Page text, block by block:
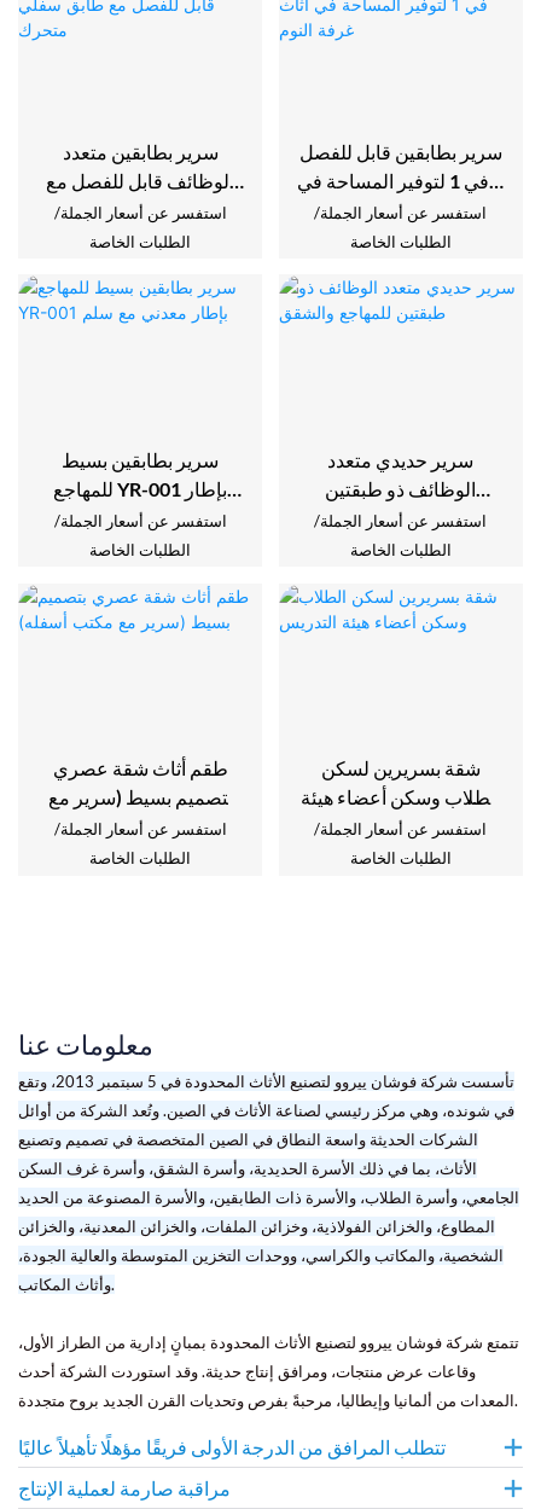
سرير بطابقين متعدد
الوظائف قابل للفصل مع
طابق سفلي متحرك
استفسر عن أسعار الجملة/
الطلبات الخاصة
سرير بطابقين قابل للفصل
2 في 1 لتوفير المساحة في
أثاث غرفة النوم
استفسر عن أسعار الجملة/
الطلبات الخاصة
سرير بطابقين بسيط
للمهاجع YR-001 بإطار
معدني مع سلم
استفسر عن أسعار الجملة/
الطلبات الخاصة
سرير حديدي متعدد
الوظائف ذو طبقتين
للمهاجع والشقق
استفسر عن أسعار الجملة/
الطلبات الخاصة
طقم أثاث شقة عصري
بتصميم بسيط (سرير مع
مكتب أسفله)
استفسر عن أسعار الجملة/
الطلبات الخاصة
شقة بسريرين لسكن
الطلاب وسكن أعضاء هيئة
التدريس
استفسر عن أسعار الجملة/
الطلبات الخاصة
معلومات عنا
تأسست شركة فوشان ييروو لتصنيع الأثاث المحدودة في 5 سبتمبر 2013، وتقع
في شونده، وهي مركز رئيسي لصناعة الأثاث في الصين. وتُعد الشركة من أوائل
الشركات الحديثة واسعة النطاق في الصين المتخصصة في تصميم وتصنيع
الأثاث، بما في ذلك الأسرة الحديدية، وأسرة الشقق، وأسرة غرف السكن
الجامعي، وأسرة الطلاب، والأسرة ذات الطابقين، والأسرة المصنوعة من الحديد
المطاوع، والخزائن الفولاذية، وخزائن الملفات، والخزائن المعدنية، والخزائن
الشخصية، والمكاتب والكراسي، ووحدات التخزين المتوسطة والعالية الجودة،
وأثاث المكاتب.
تتمتع شركة فوشان ييروو لتصنيع الأثاث المحدودة بمبانٍ إدارية من الطراز الأول،
وقاعات عرض منتجات، ومرافق إنتاج حديثة. وقد استوردت الشركة أحدث
المعدات من ألمانيا وإيطاليا، مرحبةً بفرص وتحديات القرن الجديد بروح متجددة.
تتطلب المرافق من الدرجة الأولى فريقًا مؤهلًا تأهيلاً عاليًا
مراقبة صارمة لعملية الإنتاج